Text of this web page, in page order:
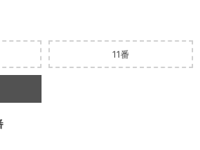
11番